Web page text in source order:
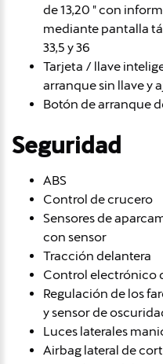
de 13,20 " con
mediante pantalla
33,5 y 36
Tarjeta / llave
arranque sin llave y
Botón de arranque
Seguridad
ABS
Control de crucero
Sensores de
con sensor
Tracción delantera
Control electrónico
Regulación de los
y sensor de
Luces laterales
Airbag lateral de